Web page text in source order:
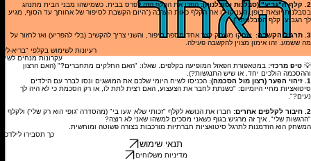
2. קלף ה"גביע" (סבלנות וסובלנות):
הפכו את הקלף הזה לפרס בבית. כשמישהו מבני הבית מתנהג
בסבלנות יוצאת דופן, העניקו לו את הקלף כאות הערכה ("היום הקשבת לסיפור של אחותך עד הסוף, מגיע
לך הגביע: קלף הסבלנות!").
3. תרגיל הקשבה:
שחקו משחק קצר אחד מספר סיפור, והשני צריך להקשיב (בלי להפריע) ואז לחזור על
מה ששמע. זהו אימון מצוין להקשבה פעילה.
עקרונות מנחים לשיח
💡 טיפ מרכזי: במטאפורת הפאזל המופיעה בקלפים. שאלו: "האם החלקים מתחברים?" (האם הרצון
וההסכמה הולכים יחד, או שיש התנגשות?).
1. זיהוי הפער (רצון מול הסכמה):
הכניסו לשיח היומי שלכם את המושגים ונסו לברר עם הילדים
סיטואציות מחיי היומיום: "כשנתת לחבר את הצעצוע, האם רצית לתת לו, או רק הסכמת כי לא היה לך
נעים?".
2. חיבור לקלפים אחרים:
חברו את הנושא לקלף "זכותי שלא יגעו בי" (מהסדרה 'גופי הוא רק שלי') ולקלף
"הרגשות שלי". איך זה מרגיש בגוף כשאני מסכים למשהו שאני לא רוצה?
המשחק הוא הזדמנות לתרגל סיטואציות חברתיות מורכבות בצורה פשוטה ומוחשית.
כך תסבירו לילדכם
תנאי שימוש
מדיניות משלוחים